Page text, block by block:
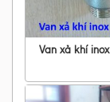
Van xả khí inox